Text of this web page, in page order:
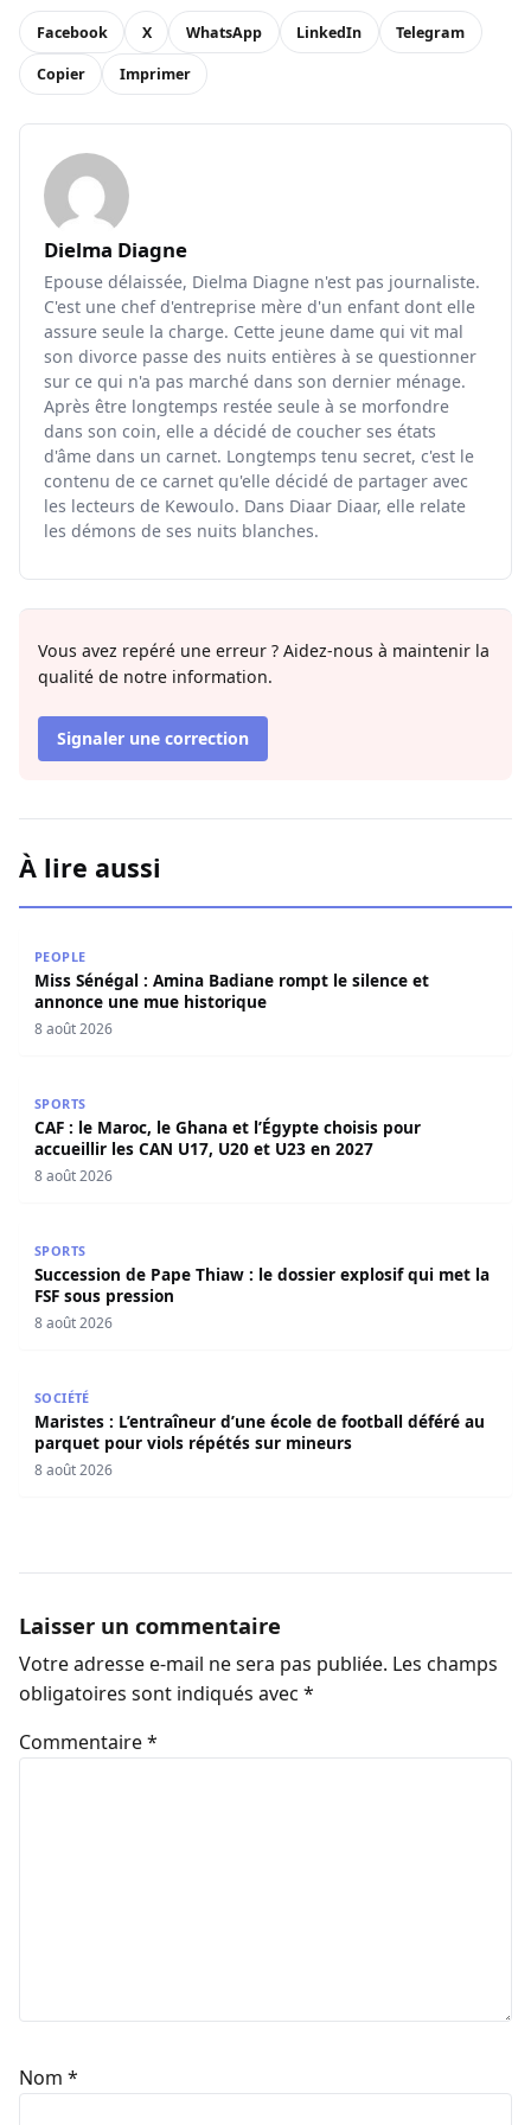
Facebook X WhatsApp LinkedIn Telegram
Copier Imprimer
Dielma Diagne
Epouse délaissée, Dielma Diagne n'est pas journaliste.
C'est une chef d'entreprise mère d'un enfant dont elle
assure seule la charge. Cette jeune dame qui vit mal
son divorce passe des nuits entières à se questionner
sur ce qui n'a pas marché dans son dernier ménage.
Après être longtemps restée seule à se morfondre
dans son coin, elle a décidé de coucher ses états
d'âme dans un carnet. Longtemps tenu secret, c'est le
contenu de ce carnet qu'elle décidé de partager avec
les lecteurs de Kewoulo. Dans Diaar Diaar, elle relate
les démons de ses nuits blanches.
Vous avez repéré une erreur ? Aidez-nous à maintenir la
qualité de notre information.
Signaler une correction
À lire aussi
PEOPLE
Miss Sénégal : Amina Badiane rompt le silence et
annonce une mue historique
8 août 2026
SPORTS
CAF : le Maroc, le Ghana et l’Égypte choisis pour
accueillir les CAN U17, U20 et U23 en 2027
8 août 2026
SPORTS
Succession de Pape Thiaw : le dossier explosif qui met la
FSF sous pression
8 août 2026
SOCIÉTÉ
Maristes : L’entraîneur d’une école de football déféré au
parquet pour viols répétés sur mineurs
8 août 2026
Laisser un commentaire
Votre adresse e-mail ne sera pas publiée. Les champs
obligatoires sont indiqués avec *
Commentaire*
Nom *